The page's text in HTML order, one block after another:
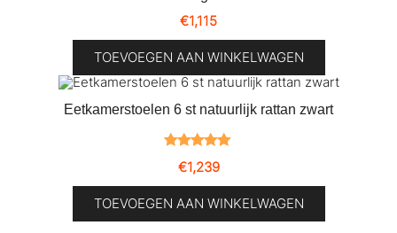
€1,115
TOEVOEGEN AAN WINKELWAGEN
Eetkamerstoelen 6 st natuurlijk rattan zwart
Gewaardeerd
op 5
gebaseerd
op
€1,239
TOEVOEGEN AAN WINKELWAGEN